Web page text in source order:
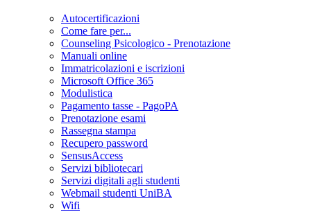
Autocertificazioni
Come fare per...
Counseling Psicologico - Prenotazione
Manuali online
Immatricolazioni e iscrizioni
Microsoft Office 365
Modulistica
Pagamento tasse - PagoPA
Prenotazione esami
Rassegna stampa
Recupero password
SensusAccess
Servizi bibliotecari
Servizi digitali agli studenti
Webmail studenti UniBA
Wifi